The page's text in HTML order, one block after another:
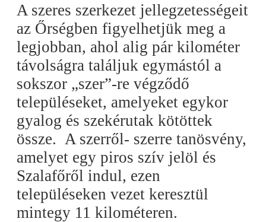
A szeres szerkezet jellegzetességeit
az Őrségben figyelhetjük meg a
legjobban, ahol alig pár kilométer
távolságra találjuk egymástól a
sokszor „szer”-re végződő
településeket, amelyeket egykor
gyalog és szekérutak kötöttek
össze. A szerről- szerre tanösvény,
amelyet egy piros szív jelöl és
Szalafőről indul, ezen
településeken vezet keresztül
mintegy 11 kilométeren.